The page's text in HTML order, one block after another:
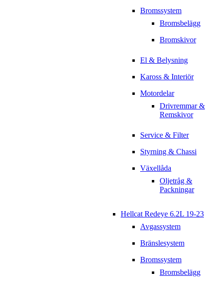
Bromssystem
Bromsbelägg
Bromskivor
El & Belysning
Kaross & Interiör
Motordelar
Drivremmar &
Remskivor
Service & Filter
Styrning & Chassi
Växellåda
Oljetråg &
Packningar
Hellcat Redeye 6.2L 19-23
Avgassystem
Bränslesystem
Bromssystem
Bromsbelägg